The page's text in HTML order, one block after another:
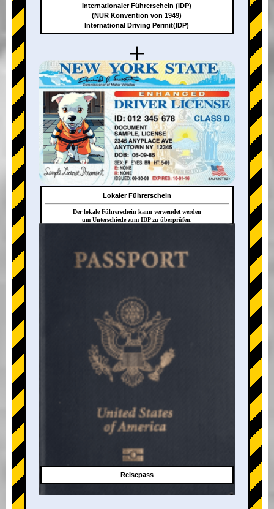
+
+
Internationaler Führerschein (IDP)
(NUR Konvention von 1949)
International Driving Permit(IDP)
Lokaler Führerschein
Der lokale Führerschein kann verwendet werden
um Unterschiede zum IDP zu überprüfen.
Reisepass